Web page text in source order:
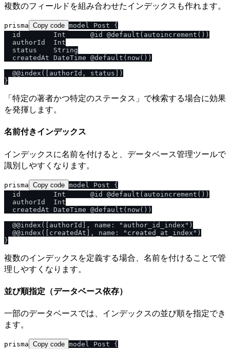
複数のフィールドを組み合わせたインデックスも作れます。
prisma Copy code model Post {
  id        Int      @id @default(autoincrement())
  authorId  Int
  status    String
  createdAt DateTime @default(now())
  @@index([authorId, status])
「特定の著者かつ特定のステータス」で検索する場合に効果
を発揮します。
名前付きインデックス
インデックスに名前を付けると、データベース管理ツールで
識別しやすくなります。
prisma Copy code model Post {
  id        Int      @id @default(autoincrement())
  authorId  Int
  createdAt DateTime @default(now())
  @@index([authorId], name: "author_id_index")
  @@index([createdAt], name: "created_at_index")
複数のインデックスを定義する場合、名前を付けることで管
理しやすくなります。
並び順指定（データベース依存）
一部のデータベースでは、インデックスの並び順を指定でき
ます。
prisma Copy code model Post {